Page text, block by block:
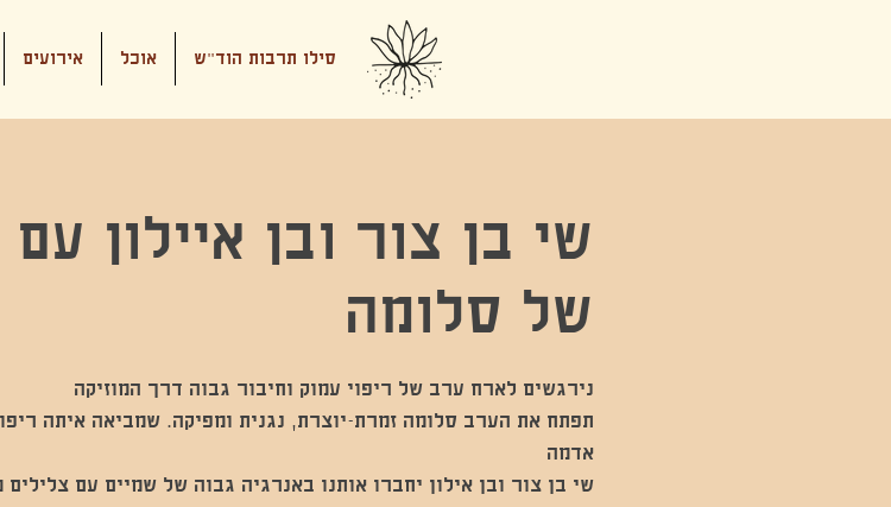
סילו תרבות הוד"ש אוכל אירועים
שי בן צור ובן איילון
של סלומה
תפתח את הערב סלומה זמרת-יוצרת, נגנית ומפיקה. שמביאה איתה
שי בן צור ובן אילון יחברו אותנו באנרגיה גבוה של שמיים עם צלילים